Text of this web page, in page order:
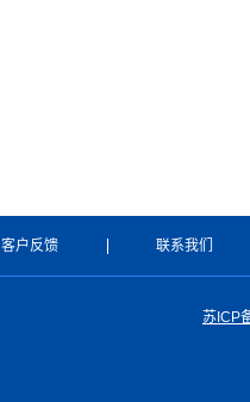
客户反馈 联系我们
苏ICP